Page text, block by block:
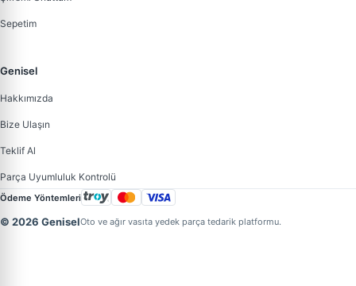
Sepetim
Genisel
Hakkımızda
Bize Ulaşın
Teklif Al
Parça Uyumluluk Kontrolü
Ödeme Yöntemleri
© 2026 GeniselOto ve ağır vasıta yedek parça tedarik platformu.